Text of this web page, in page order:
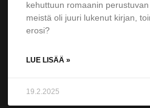
kehuttuun romaanin
meistä oli juuri lukenut kirjan,
erosi?
LUE LISÄÄ »
19.2.2025